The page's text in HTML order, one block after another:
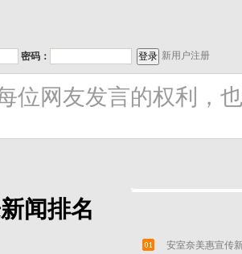
密码： 新用户注册
闻排名
安室奈美惠宣传